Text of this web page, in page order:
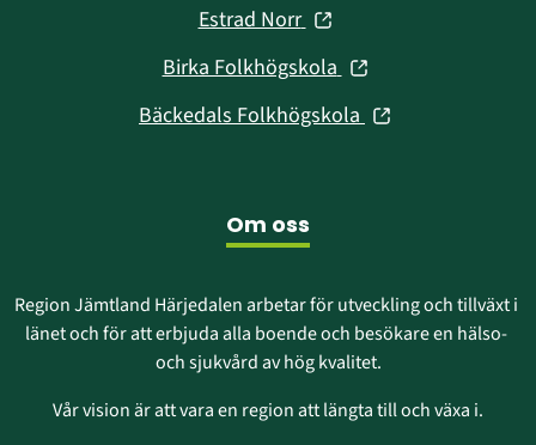
Estrad Norr (öppnas
nytt
fönster)
Birka Folkhögskola (öppnas
nytt
Bäckedals Folkhögskola (öppnas
Om oss
Region Jämtland Härjedalen arbetar för utveckling och tillväxt i
länet och för att erbjuda alla boende och besökare en hälso-
och sjukvård av hög kvalitet.
Vår vision är att vara en region att längta till och växa i.